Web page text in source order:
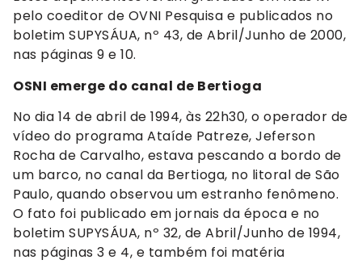
pelo coeditor de OVNI Pesquisa e publicados no
boletim SUPYSÁUA, nº 43, de Abril/Junho de 2000,
nas páginas 9 e 10.
OSNI emerge do canal de Bertioga
No dia 14 de abril de 1994, às 22h30, o operador de
vídeo do programa Ataíde Patreze, Jeferson
Rocha de Carvalho, estava pescando a bordo de
um barco, no canal da Bertioga, no litoral de São
Paulo, quando observou um estranho fenômeno.
O fato foi publicado em jornais da época e no
boletim SUPYSÁUA, nº 32, de Abril/Junho de 1994,
nas páginas 3 e 4, e também foi matéria